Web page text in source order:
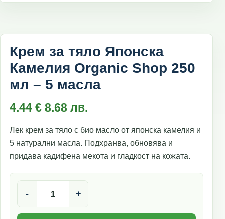
Крем за тяло Японска
Камелия Organic Shop 250
мл – 5 масла
4.44 € 8.68 лв.
Лек крем за тяло с био масло от японска камелия и
5 натурални масла. Подхранва, обновява и
придава кадифена мекота и гладкост на кожата.
- +